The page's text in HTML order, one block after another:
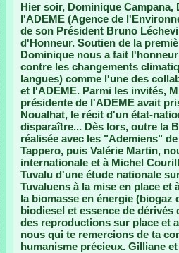
Hier soir, Dominique
l'ADEME (Agence de
de son Président Bruno
d'Honneur. Soutien de la
Dominique nous a fait
contre les changements
langues) comme l'une des
et l'ADEME. Parmi les invités,
présidente de l'ADEME avait
Noualhat, le récit d'un état-
disparaître... Dès lors, outre la
réalisée avec les "Ademiens"
Tappero, puis Valérie Martin,
internationale et à Michel
Tuvalu d'une étude nationale
Tuvaluens à la mise en place
la biomasse en énergie
biodiesel et essence de
des reproductions sur place et
nous qui te remercions de ta
humanisme précieux. Gilliane